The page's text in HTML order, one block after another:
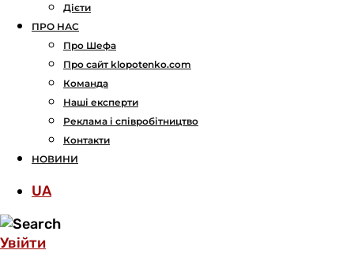
Дієти
ПРО НАС
Про Шефа
Про сайт klopotenko.com
Команда
Наші експерти
Реклама і співробітництво
Контакти
НОВИНИ
UA
Увійти